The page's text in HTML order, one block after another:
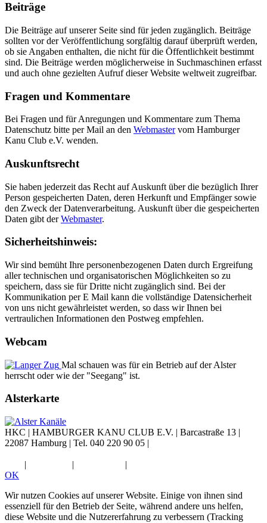
Beiträge
Die Beiträge auf unserer Seite sind für jeden zugänglich. Beiträge
sollten vor der Veröffentlichung sorgfältig darauf überprüft werden,
ob sie Angaben enthalten, die nicht für die Öffentlichkeit bestimmt
sind. Die Beiträge werden möglicherweise in Suchmaschinen erfasst
und auch ohne gezielten Aufruf dieser Website weltweit zugreifbar.
Fragen und Kommentare
Bei Fragen und für Anregungen und Kommentare zum Thema
Datenschutz bitte per Mail an den Webmastervom Hamburger
Kanu Club e.V. wenden.
Auskunftsrecht
Sie haben jederzeit das Recht auf Auskunft über die bezüglich Ihrer
Person gespeicherten Daten, deren Herkunft und Empfänger sowie
den Zweck der Datenverarbeitung. Auskunft über die gespeicherten
Daten gibt derWebmaster.
Sicherheitshinweis:
Wir sind bemüht Ihre personenbezogenen Daten durch Ergreifung
aller technischen und organisatorischen Möglichkeiten so zu
speichern, dass sie für Dritte nicht zugänglich sind. Bei der
Kommunikation per E Mail kann die vollständige Datensicherheit
von uns nicht gewährleistet werden, so dass wir Ihnen bei
vertraulichen Informationen den Postweg empfehlen.
Webcam
Mal schauen was für ein Betrieb auf der Alster
herrscht oder wie der "Seegang" ist.
Alsterkarte
HKC | HAMBURGER KANU CLUB E.V. | Barcastraße 13 |
22087 Hamburg | Tel. 040 220 90 05 |
| | |
OK
Wir nutzen Cookies auf unserer Website. Einige von ihnen sind
essenziell für den Betrieb der Seite, während andere uns helfen,
diese Website und die Nutzererfahrung zu verbessern (Tracking